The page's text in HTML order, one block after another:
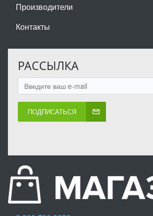
Производители
Контакты
РАССЫЛКА
ПОДПИСАТЬСЯ